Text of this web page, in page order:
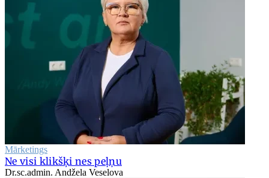
Mārketings
Ne visi klikšķi nes peļņu
Dr.sc.admin. Andžela Veselova